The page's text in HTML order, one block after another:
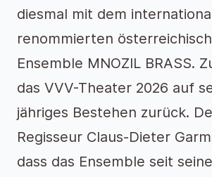
diesmal mit dem
renommierten
Ensemble MNOZIL BRASS.
das VVV-Theater 2026 auf
jähriges Bestehen zurück.
Regisseur Claus-Dieter
dass das Ensemble seit